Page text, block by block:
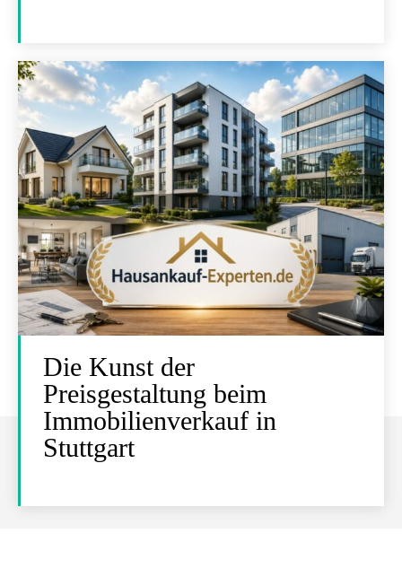
Die Kunst der
Preisgestaltung beim
Immobilienverkauf in
Stuttgart